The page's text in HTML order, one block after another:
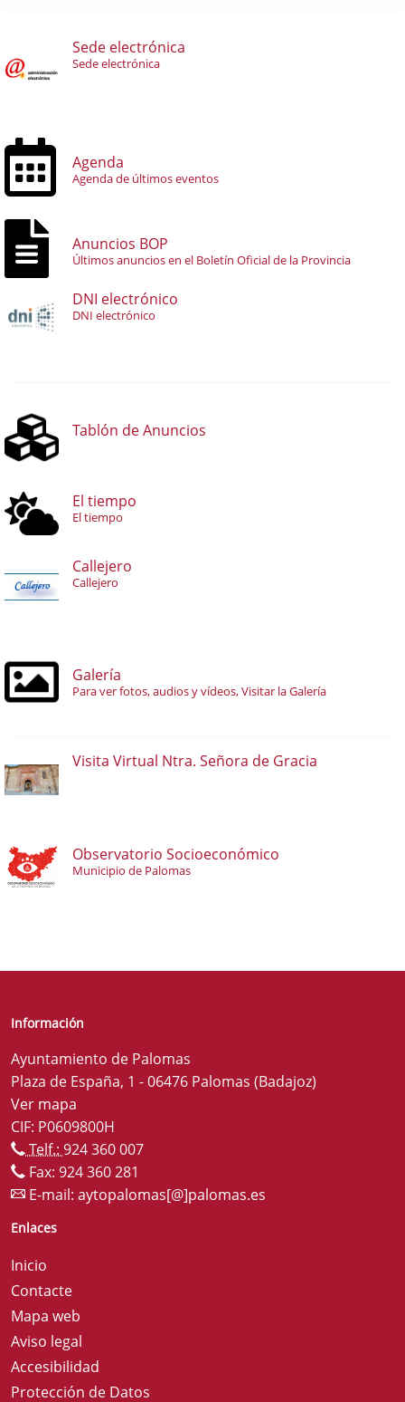
Sede electrónica
Sede electrónica
Agenda
Agenda de últimos eventos
Anuncios BOP
Últimos anuncios en el Boletín Oficial de la Provincia
DNI electrónico
DNI electrónico
Tablón de Anuncios
El tiempo
El tiempo
Callejero
Callejero
Galería
Para ver fotos, audios y vídeos, Visitar la Galería
Visita Virtual Ntra. Señora de Gracia
Observatorio Socioeconómico
Municipio de Palomas
Información
Ayuntamiento de Palomas
Plaza de España, 1 - 06476 Palomas (Badajoz)
Ver mapa
CIF: P0609800H
Telf.: 924 360 007
Fax: 924 360 281
E-mail: aytopalomas[@]palomas.es
Enlaces
Inicio
Contacte
Mapa web
Aviso legal
Accesibilidad
Protección de Datos